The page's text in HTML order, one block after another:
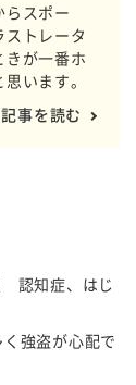
らスポー
トレータ
きが一番ホ
います。
事を読む
認知症、はじ
強盗が心配で